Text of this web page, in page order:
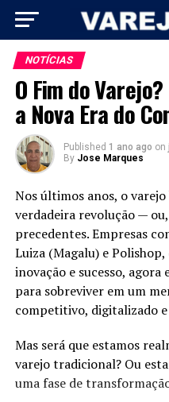
NOTÍCIAS
O Fim do
a Nova Era do
Published 1 ano ago on
By Jose Marques
Nos últimos anos, o
verdadeira revolução —
precedentes. Empresas
Luiza (Magalu) e
inovação e sucesso,
para sobreviver em um
competitivo, digitalizado
Mas será que estamos
varejo tradicional? Ou
uma fase de